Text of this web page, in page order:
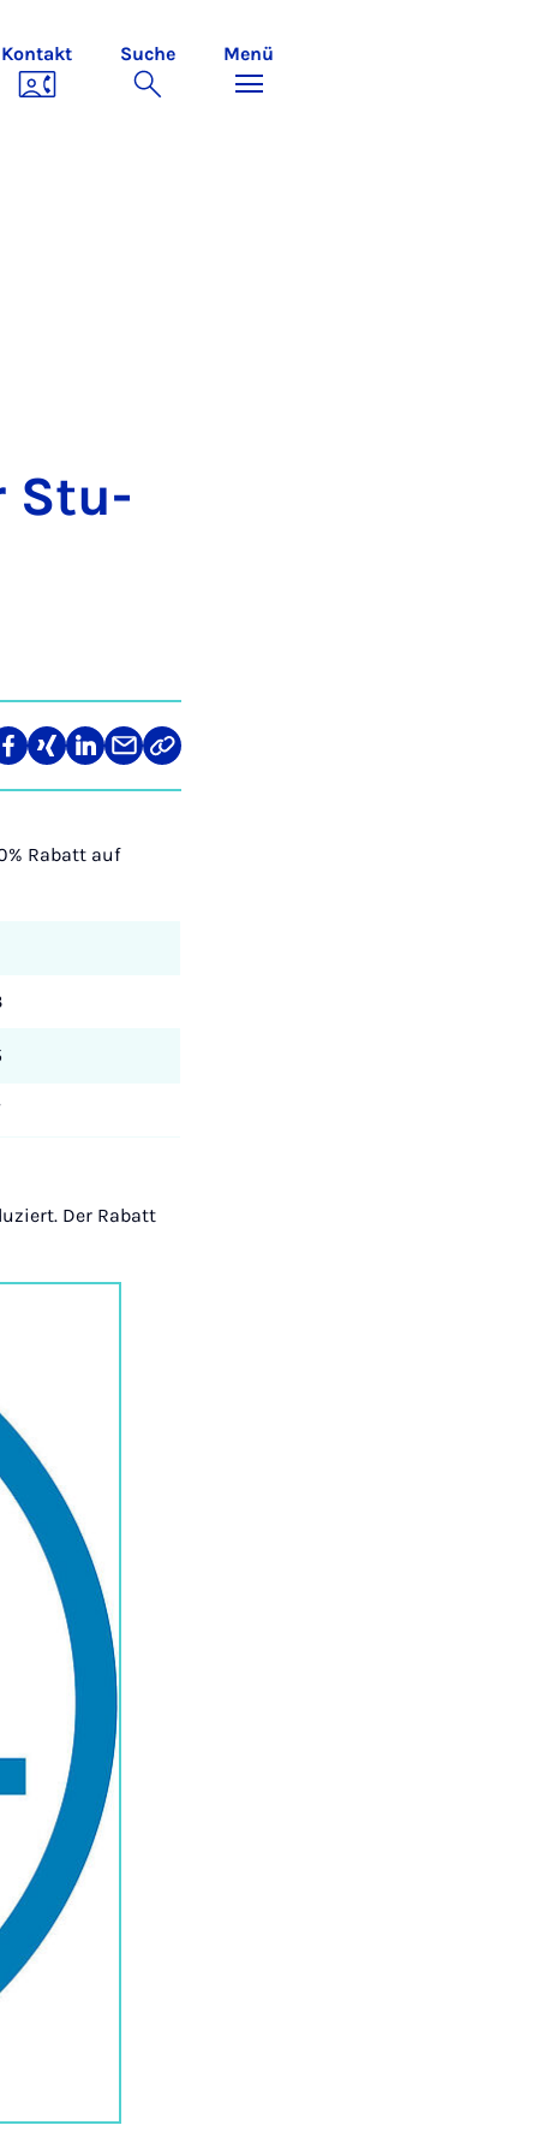
Kontakt Suche Menü
Stu­
Teilen
auf
Teilen
auf
Teilen
auf
Teilen
über
Link
kopieren
Rabatt auf
Der Rabatt